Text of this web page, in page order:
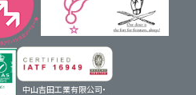
中山吉田工業有限公司・